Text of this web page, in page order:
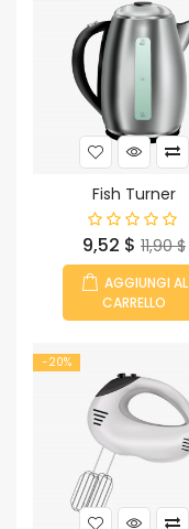
Fish Turner
Prezzo
9,52 $ Prezzo
base
11,90 $
AGGIUNGI AL
CARRELLO
-20%